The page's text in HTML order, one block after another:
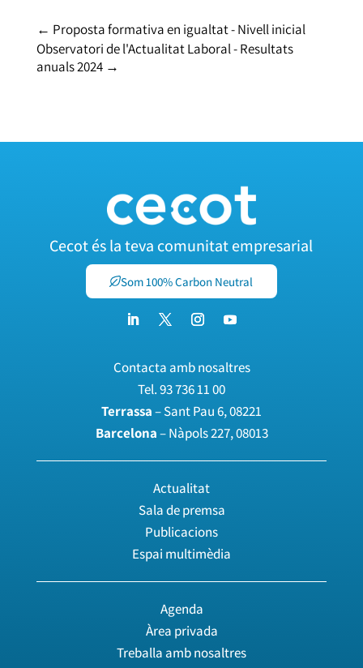
← Proposta formativa en igualtat - Nivell inicial
Observatori de l'Actualitat Laboral - Resultats
anuals 2024→
Cecot és la teva comunitat empresarial
Som 100% Carbon Neutral
Contacta amb nosaltres
Tel.93 736 11 00
Terrassa– Sant Pau 6, 08221
Barcelona– Nàpols 227, 08013
Actualitat
Sala de premsa
Publicacions
Espai multimèdia
Agenda
Àrea privada
Treballa amb nosaltres